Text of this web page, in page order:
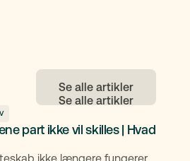
Se alle artikler
part ikke vil skilles | Hvad